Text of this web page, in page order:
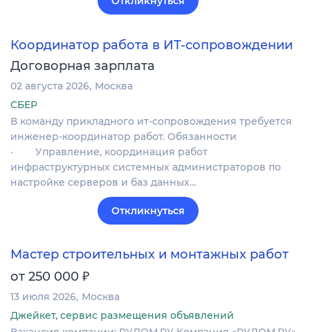
Координатор работа в ИТ-сопровождении
Договорная зарплата
02 августа 2026 Москва
СБЕР
В команду прикладного ит-сопровождения требуется
инженер-координатор работ. Обязанности
· Управление, координация работ
инфраструктурных системных администраторов по
настройке серверов и баз данных…
Откликнуться
Мастер строительных и монтажных работ
от 250 000 ₽
13 июля 2026 Москва
Джейкет, сервис размещения объявлений